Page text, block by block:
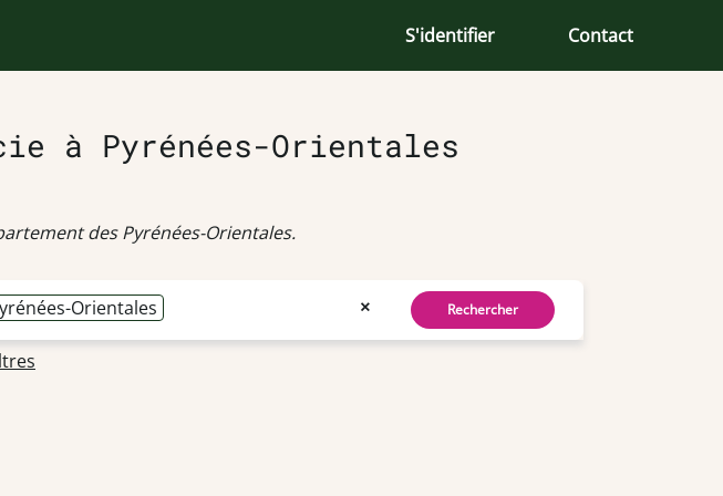
S'identifier Contact
à Pyrénées-Orientales
des Pyrénées-Orientales.
×
Orientales Rechercher